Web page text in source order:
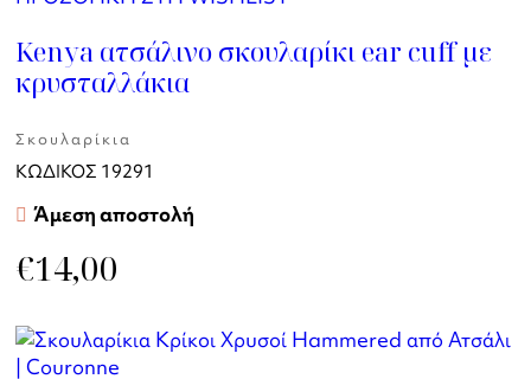
Kenya ατσάλινο σκουλαρίκι ear cuff με
κρυσταλλάκια
Σκουλαρίκια
ΚΩΔΙΚΟΣ 19291
Άμεση αποστολή
€14,00